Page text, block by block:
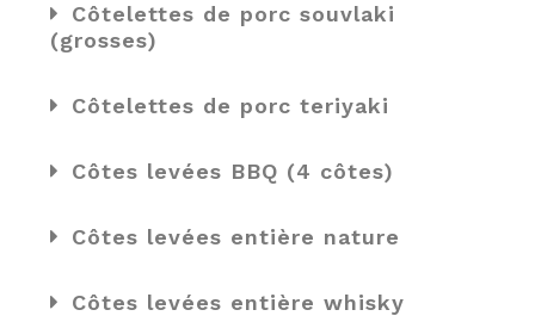
Côtelettes de porc souvlaki
(grosses)
Côtelettes de porc teriyaki
Côtes levées BBQ (4 côtes)
Côtes levées entière nature
Côtes levées entière whisky